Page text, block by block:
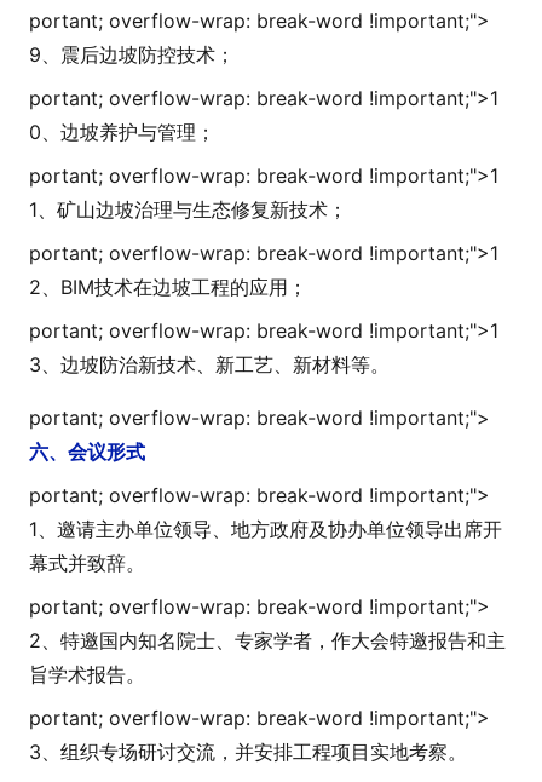
portant; overflow-wrap: break-word !important;">
9、震后边坡防控技术；
portant; overflow-wrap: break-word !important;">1
0、边坡养护与管理；
portant; overflow-wrap: break-word !important;">1
1、矿山边坡治理与生态修复新技术；
portant; overflow-wrap: break-word !important;">1
2、BIM技术在边坡工程的应用；
portant; overflow-wrap: break-word !important;">1
3、边坡防治新技术、新工艺、新材料等。
portant; overflow-wrap: break-word !important;">
六、会议形式
portant; overflow-wrap: break-word !important;">
1、邀请主办单位领导、地方政府及协办单位领导出席开
幕式并致辞。
portant; overflow-wrap: break-word !important;">
2、特邀国内知名院士、专家学者，作大会特邀报告和主
旨学术报告。
portant; overflow-wrap: break-word !important;">
3、组织专场研讨交流，并安排工程项目实地考察。